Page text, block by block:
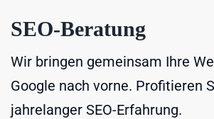
SEO-Beratung
Wir bringen gemeinsam Ihre
Google nach vorne. Profitieren
jahrelanger SEO-Erfahrung.